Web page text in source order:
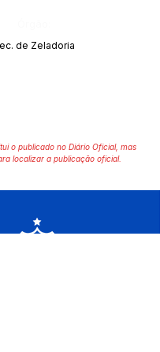
de Zeladoria
o publicado no Diário Oficial, mas
localizar a publicação oficial.